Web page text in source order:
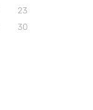
23
30